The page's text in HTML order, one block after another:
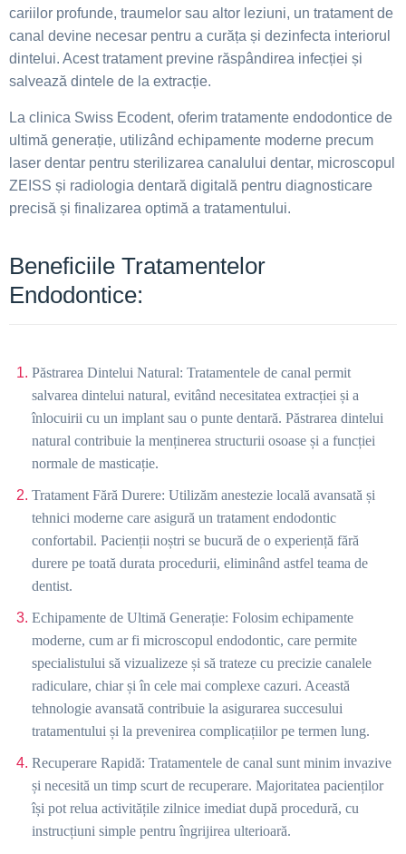
cariilor profunde, traumelor sau altor leziuni, un tratament de
canal devine necesar pentru a curăța și dezinfecta interiorul
dintelui. Acest tratament previne răspândirea infecției și
salvează dintele de la extracție.
La clinica Swiss Ecodent, oferim tratamente endodontice de
ultimă generație, utilizând echipamente moderne precum
laser dentar pentru sterilizarea canalului dentar, microscopul
ZEISS și radiologia dentară digitală pentru diagnosticare
precisă și finalizarea optimă a tratamentului.
Beneficiile Tratamentelor
Endodontice:
Păstrarea Dintelui Natural: Tratamentele de canal permit
salvarea dintelui natural, evitând necesitatea extracției și a
înlocuirii cu un implant sau o punte dentară. Păstrarea dintelui
natural contribuie la menținerea structurii osoase și a funcției
normale de masticație.
Tratament Fără Durere: Utilizăm anestezie locală avansată și
tehnici moderne care asigură un tratament endodontic
confortabil. Pacienții noștri se bucură de o experiență fără
durere pe toată durata procedurii, eliminând astfel teama de
dentist.
Echipamente de Ultimă Generație: Folosim echipamente
moderne, cum ar fi microscopul endodontic, care permite
specialistului să vizualizeze și să trateze cu precizie canalele
radiculare, chiar și în cele mai complexe cazuri. Această
tehnologie avansată contribuie la asigurarea succesului
tratamentului și la prevenirea complicațiilor pe termen lung.
Recuperare Rapidă: Tratamentele de canal sunt minim invazive
și necesită un timp scurt de recuperare. Majoritatea pacienților
își pot relua activitățile zilnice imediat după procedură, cu
instrucțiuni simple pentru îngrijirea ulterioară.